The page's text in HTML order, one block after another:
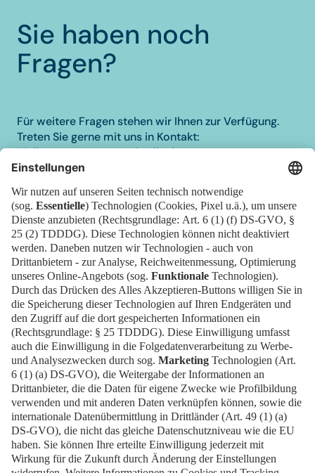
Sie haben noch
Fragen?
Für weitere Fragen stehen wir Ihnen zur Verfügung.
Treten Sie gerne mit uns in Kontakt:
Mail:
cms@messe-berlin.de
Telefon: +49 30 3038 2035
Kontakt aufnehmen
StandanmeldungKontakt
EN
KontaktDownloadsNewsletterImpressum
Datenschutz Cookies
Erklärung zur digitalen BarrierefreiheitBarrierefrei